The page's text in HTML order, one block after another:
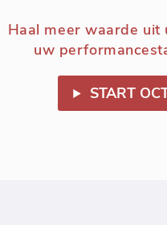
Haal meer waarde
uw
START